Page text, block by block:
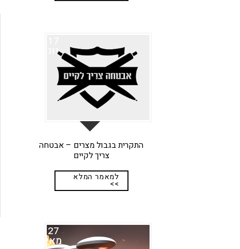
התקרית בגבול מצרים – אבטחה
צריך לקיים
יונ
למאמר המלא
>>
27
מאי